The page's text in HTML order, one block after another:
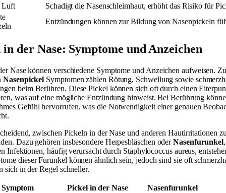
Luft
Schadigt die Nasenschleimhaut, erhöht das Risiko für
Entzündungen können zur Bildung von Nasenpickeln
der Nase: Symptome und Anzeichen
Nase können verschiedene Symptome und Anzeichen aufweisen.
Nasenpickel Symptomen zählen Rötung, Schwellung sowie
beim Berühren. Diese Pickel können sich oft durch einen
was auf eine mögliche Entzündung hinweist. Bei Berührung
Gefühl hervorrufen, was die Notwendigkeit einer genauen
zwischen Pickeln in der Nase und anderen Hautirritationen
Dazu gehören insbesondere Herpesbläschen oderNasenfurunkel
Infektionen, häufig verursacht durch Staphylococcus aureus,
dieser Furunkel können ähnlich sein, jedoch sind sie oft
sich in der Regel schneller.
Symptom Pickel in der Nase
Nasenfurunkel